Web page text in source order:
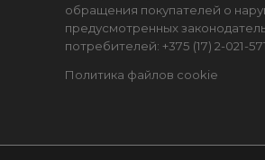
обращения покупателей о
предусмотренных
потребителей: +375 (17) 2-021-571.
Политика файлов cookie